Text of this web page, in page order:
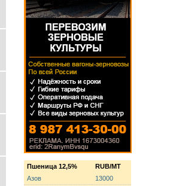
Пшеница 12,5%
RUB/MT
Азов
13000